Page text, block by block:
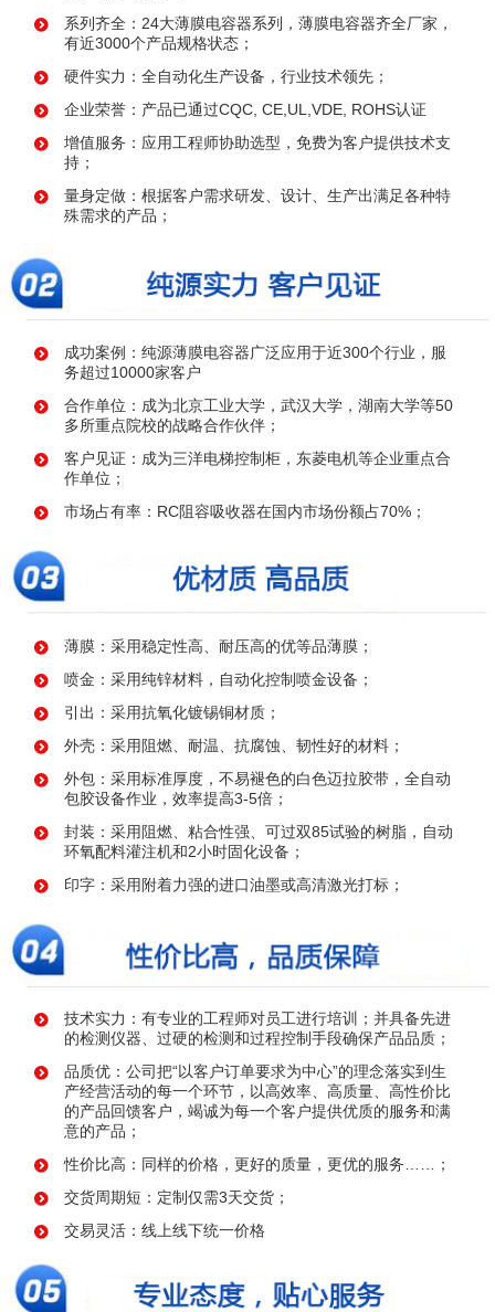
系列齐全：24大薄膜电容器系列，薄膜电容器齐全厂家，
有近3000个产品规格状态；
硬件实力：全自动化生产设备，行业技术领先；
企业荣誉：产品已通过CQC, CE,UL,VDE, ROHS认证
增值服务：应用工程师协助选型，免费为客户提供技术支
持；
量身定做：根据客户需求研发、设计、生产出满足各种特
殊需求的产品；
成功案例：纯源薄膜电容器广泛应用于近300个行业，服
务超过10000家客户
合作单位：成为北京工业大学，武汉大学，湖南大学等50
多所重点院校的战略合作伙伴；
客户见证：成为三洋电梯控制柜，东菱电机等企业重点合
作单位；
市场占有率：RC阻容吸收器在国内市场份额占70%；
薄膜：采用稳定性高、耐压高的优等品薄膜；
喷金：采用纯锌材料，自动化控制喷金设备；
引出：采用抗氧化镀锡铜材质；
外壳：采用阻燃、耐温、抗腐蚀、韧性好的材料；
外包：采用标准厚度，不易褪色的白色迈拉胶带，全自动
包胶设备作业，效率提高3-5倍；
封装：采用阻燃、粘合性强、可过双85试验的树脂，自动
环氧配料灌注机和2小时固化设备；
印字：采用附着力强的进口油墨或高清激光打标；
技术实力：有专业的工程师对员工进行培训；并具备先进
的检测仪器、过硬的检测和过程控制手段确保产品品质；
品质优：公司把“以客户订单要求为中心”的理念落实到生
产经营活动的每一个环节，以高效率、高质量、高性价比
的产品回馈客户，竭诚为每一个客户提供优质的服务和满
意的产品；
性价比高：同样的价格，更好的质量，更优的服务……；
交货周期短：定制仅需3天交货；
交易灵活：线上线下统一价格